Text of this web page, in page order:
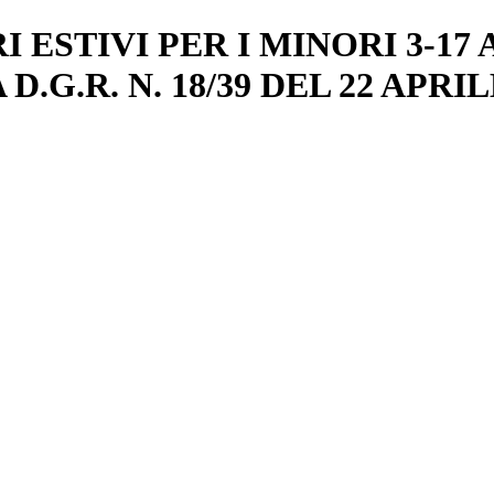
ESTIVI PER I MINORI 3-17
N. 18/39 DEL 22